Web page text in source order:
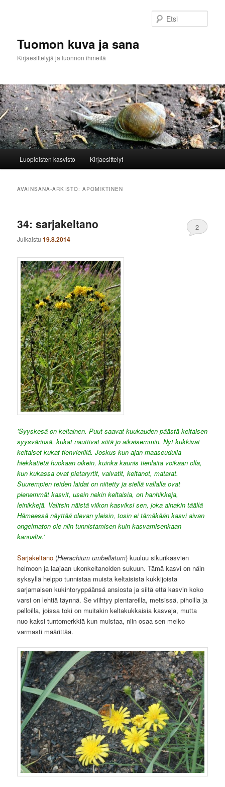
Tuomon kuva ja sana
Kirjaesittelyjä ja luonnon ihmeitä
Luopioisten kasvisto Kirjaesittelyt
AVAINSANA-ARKISTO:APOMIKTINEN
34: sarjakeltano
Julkaistu19.8.2014
2
’Syyskesä on keltainen. Puut saavat kuukauden päästä keltaisen
syysvärinsä, kukat nauttivat siitä jo aikaisemmin. Nyt kukkivat
keltaiset kukat tienvierillä. Joskus kun ajan maaseudulla
hiekkatietä huokaan oikein, kuinka kaunis tienlaita voikaan olla,
kun kukassa ovat pietaryrtit, valvatit, keltanot, matarat.
Suurempien teiden laidat on niitetty ja siellä vallalla ovat
pienemmät kasvit, usein nekin keltaisia, on hanhikkeja,
leinikkejä. Valitsin näistä viikon kasviksi sen, joka ainakin täällä
Hämeessä näyttää olevan yleisin, tosin ei tämäkään kasvi aivan
ongelmaton ole niin tunnistamisen kuin kasvamisenkaan
kannalta.’
Sarjakeltano (Hierachium umbellatum) kuuluu sikurikasvien
heimoon ja laajaan ukonkeltanoiden sukuun. Tämä kasvi on näin
syksyllä helppo tunnistaa muista keltaisista kukkijoista
sarjamaisen kukintoryppäänsä ansiosta ja siitä että kasvin koko
varsi on lehtiä täynnä. Se viihtyy pientareilla, metsissä, pihoilla ja
pelloilla, joissa toki on muitakin keltakukkaisia kasveja, mutta
nuo kaksi tuntomerkkiä kun muistaa, niin osaa sen melko
varmasti määrittää.